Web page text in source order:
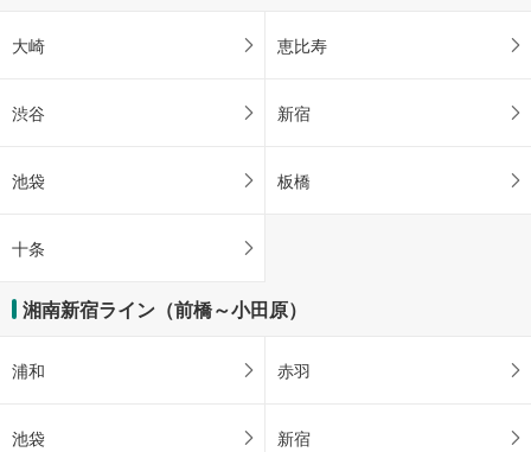
大崎 恵比寿
渋谷 新宿
池袋 板橋
十条
湘南新宿ライン（前橋～小田原）
浦和 赤羽
池袋 新宿